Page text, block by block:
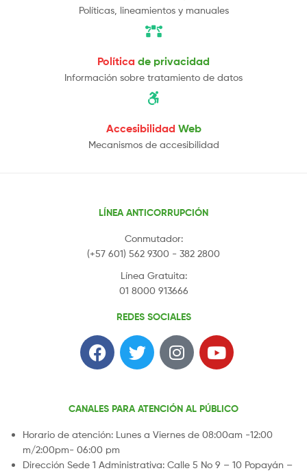
Políticas, lineamientos y manuales
Política de privacidad
Información sobre tratamiento de datos
Accesibilidad Web
Mecanismos de accesibilidad
LÍNEA ANTICORRUPCIÓN
Conmutador:
(+57 601) 562 9300 - 382 2800
Línea Gratuita:
01 8000 913666
REDES SOCIALES
CANALES PARA ATENCIÓN AL PÚBLICO
Horario de atención: Lunes a Viernes de 08:00am -12:00
m/2:00pm- 06:00 pm
Dirección Sede 1 Administrativa: Calle 5 No 9 – 10 Popayán –